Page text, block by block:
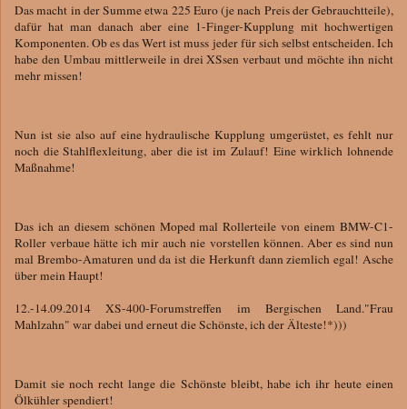
Das macht in der Summe etwa 225 Euro (je nach Preis der Gebrauchtteile),
dafür hat man danach aber eine 1-Finger-Kupplung mit hochwertigen
Komponenten. Ob es das Wert ist muss jeder für sich selbst entscheiden. Ich
habe den Umbau mittlerweile in drei XSsen verbaut und möchte ihn nicht
mehr missen!
Nun ist sie also auf eine hydraulische Kupplung umgerüstet, es fehlt nur
noch die Stahlflexleitung, aber die ist im Zulauf! Eine wirklich lohnende
Maßnahme!
Das ich an diesem schönen Moped mal Rollerteile von einem BMW-C1-
Roller verbaue hätte ich mir auch nie vorstellen können. Aber es sind nun
mal Brembo-Amaturen und da ist die Herkunft dann ziemlich egal! Asche
über mein Haupt!
12.-14.09.2014 XS-400-Forumstreffen im Bergischen Land."Frau
Mahlzahn" war dabei und erneut die Schönste, ich der Älteste!*)))
Damit sie noch recht lange die Schönste bleibt, habe ich ihr heute einen
Ölkühler spendiert!